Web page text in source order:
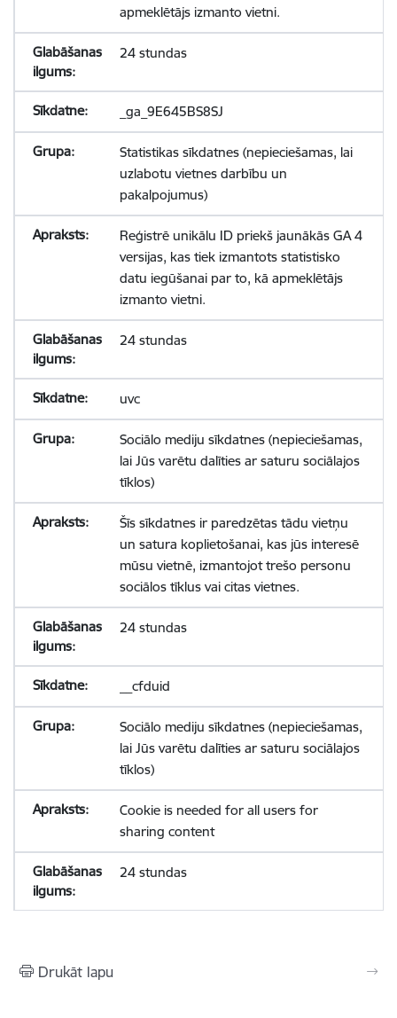
apmeklētājs izmanto vietni.
24 stundas
_ga_9E645BS8SJ
Statistikas sīkdatnes (nepieciešamas, lai
uzlabotu vietnes darbību un
pakalpojumus)
Reģistrē unikālu ID priekš jaunākās GA 4
versijas, kas tiek izmantots statistisko
datu iegūšanai par to, kā apmeklētājs
izmanto vietni.
24 stundas
uvc
Sociālo mediju sīkdatnes (nepieciešamas,
lai Jūs varētu dalīties ar saturu sociālajos
tīklos)
Šīs sīkdatnes ir paredzētas tādu vietņu
un satura koplietošanai, kas jūs interesē
mūsu vietnē, izmantojot trešo personu
sociālos tīklus vai citas vietnes.
24 stundas
__cfduid
Sociālo mediju sīkdatnes (nepieciešamas,
lai Jūs varētu dalīties ar saturu sociālajos
tīklos)
Cookie is needed for all users for
sharing content
24 stundas
Drukāt lapu